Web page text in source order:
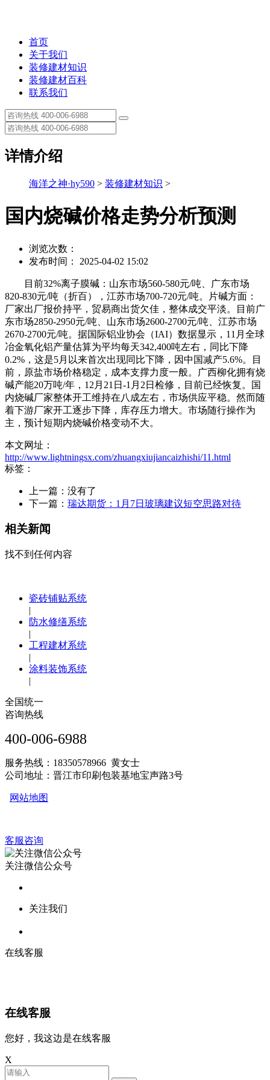
首页
关于我们
装修建材知识
装修建材百科
联系我们
详情介绍
海洋之神·hy590 > 装修建材知识 >
国内烧碱价格走势分析预测
浏览次数：
发布时间： 2025-04-02 15:02
目前32%离子膜碱：山东市场560-580元/吨、广东市场
820-830元/吨（折百），江苏市场700-720元/吨。片碱方面：
厂家出厂报价持平，贸易商出货欠佳，整体成交平淡。目前广
东市场2850-2950元/吨、山东市场2600-2700元/吨、江苏市场
2670-2700元/吨。据国际铝业协会（IAI）数据显示，11月全球
冶金氧化铝产量估算为平均每天342,400吨左右，同比下降
0.2%，这是5月以来首次出现同比下降，因中国减产5.6%。目
前，原盐市场价格稳定，成本支撑力度一般。广西柳化拥有烧
碱产能20万吨/年，12月21日-1月2日检修，目前已经恢复。国
内烧碱厂家整体开工维持在八成左右，市场供应平稳。然而随
着下游厂家开工逐步下降，库存压力增大。市场随行操作为
主，预计短期内烧碱价格变动不大。
本文网址：
http://www.lightningsx.com/zhuangxiujiancaizhishi/11.html
标签：
上一篇：没有了
下一篇： 瑞达期货：1月7日玻璃建议短空思路对待
相关新闻
找不到任何内容
瓷砖铺贴系统
|
防水修缮系统
|
工程建材系统
|
涂料装饰系统
|
全国统一
咨询热线
400-006-6988
服务热线：18350578966 黄女士
公司地址：晋江市印刷包装基地宝声路3号
网站地图
客服咨询
关注微信公众号
关注我们
在线客服
在线客服
您好，我这边是在线客服
X